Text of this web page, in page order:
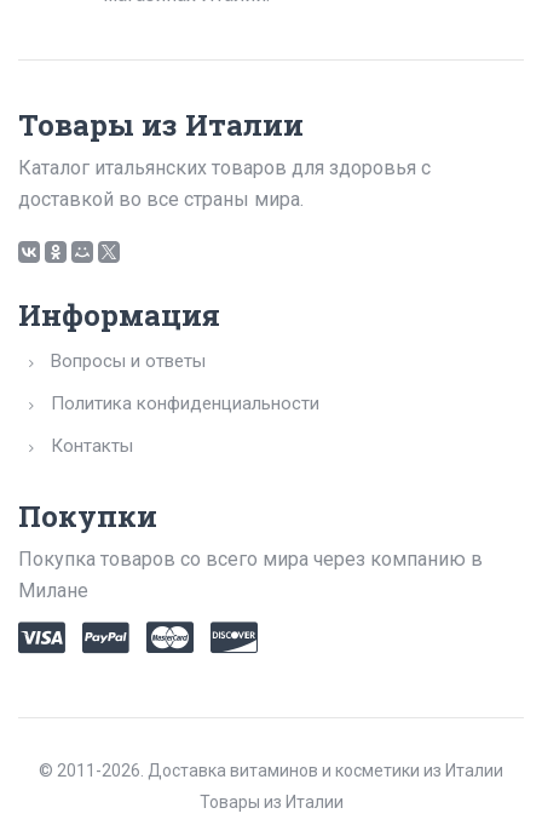
Товары из Италии
Каталог итальянских товаров для здоровья с
доставкой во все страны мира.
Информация
Вопросы и ответы
Политика конфиденциальности
Контакты
Покупки
Покупка товаров со всего мира через компанию в
Милане
© 2011-2026. Доставка витаминов и косметики из Италии
Товары из Италии